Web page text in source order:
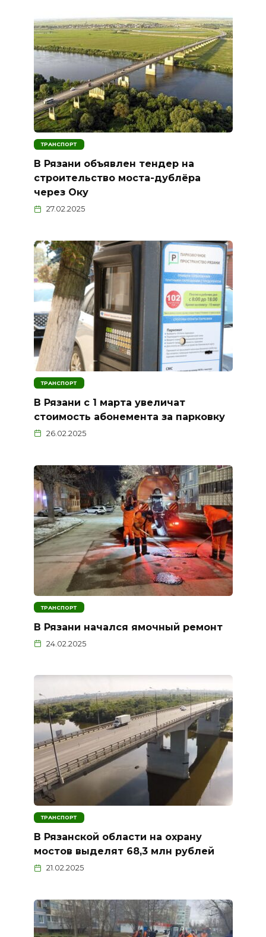
ТРАНСПОРТ
В Рязани объявлен тендер на
строительство моста-дублёра
через Оку
27.02.2025
ТРАНСПОРТ
В Рязани с 1 марта увеличат
стоимость абонемента за парковку
26.02.2025
ТРАНСПОРТ
В Рязани начался ямочный ремонт
24.02.2025
ТРАНСПОРТ
В Рязанской области на охрану
мостов выделят 68,3 млн рублей
21.02.2025